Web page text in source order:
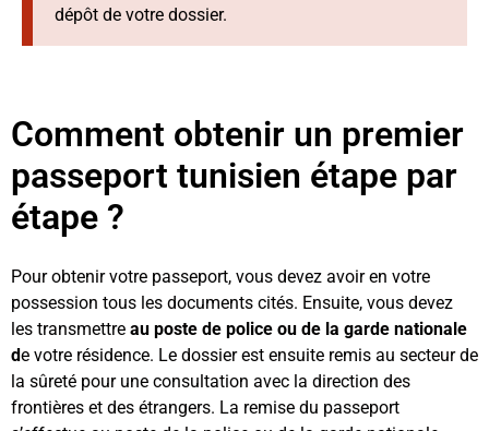
dépôt de votre dossier.
Comment obtenir un premier
passeport tunisien étape par
étape ?
Pour obtenir votre passeport, vous devez avoir en votre
possession tous les documents cités. Ensuite, vous devez
les transmettre au poste de police ou de la garde nationale
de votre résidence. Le dossier est ensuite remis au secteur de
la sûreté pour une consultation avec la direction des
frontières et des étrangers. La remise du passeport